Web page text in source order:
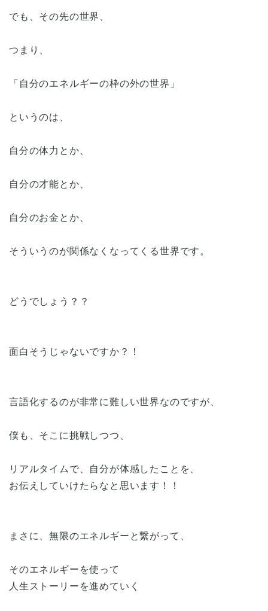
でも、その先の世界、
つまり、
「自分のエネルギーの枠の外の世界」
というのは、
自分の体力とか、
自分の才能とか、
自分のお金とか、
そういうのが関係なくなってくる世界です。
どうでしょう？？
面白そうじゃないですか？！
言語化するのが非常に難しい世界なのですが、
僕も、そこに挑戦しつつ、
リアルタイムで、自分が体感したことを、
お伝えしていけたらなと思います！！
まさに、無限のエネルギーと繋がって、
そのエネルギーを使って
人生ストーリーを進めていく